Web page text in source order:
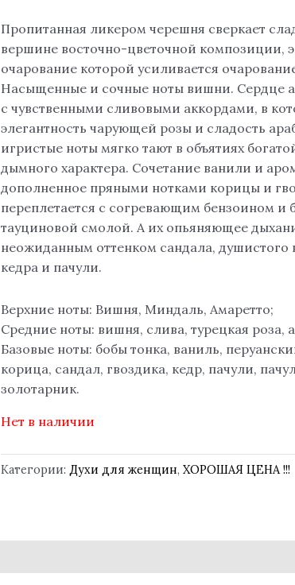
Пропитанная ликером черешня сверкает
вершине восточно-цветочной композиции,
очарование которой усиливается
Насыщенные и сочные ноты вишни. Сердце
с чувственными сливовыми аккордами, в
элегантность чарующей розы и сладость
игристые ноты мягко тают в объятиях
дымного характера. Сочетание ванили и
дополненное пряными нотками корицы и
переплетается с согревающим бензоином и
тауциновой смолой. А их опьяняющее
неожиданным оттенком сандала, душистого
кедра и пачули.
Верхние ноты: Вишня, Миндаль, Амаретто;
Средние ноты: вишня, слива, турецкая роза,
Базовые ноты: бобы тонка, ваниль,
корица, сандал, гвоздика, кедр, пачули,
золотарник.
Нет в наличии
Категории: Духи для женщин, ХОРОШАЯ ЦЕНА !!!